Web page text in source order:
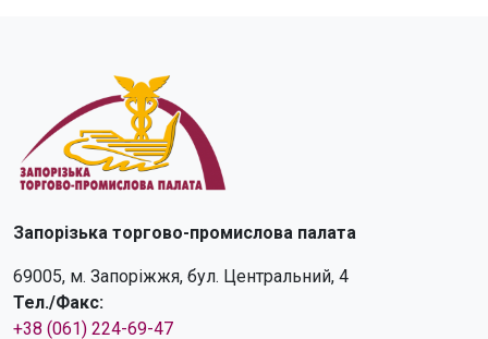
Запорізька торгово-промислова палата
69005, м. Запоріжжя, бул. Центральний, 4
Тел./Факс:
+38 (061) 224-69-47